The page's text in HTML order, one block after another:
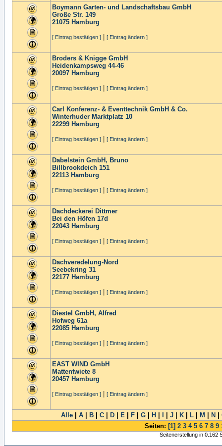
Boymann Garten- und Landschaftsbau GmbH
Große Str. 149
21075 Hamburg
[ Eintrag bestätigen ] [ Eintrag ändern ]
Broders & Knigge GmbH
Heidenkampsweg 44-46
20097 Hamburg
[ Eintrag bestätigen ] [ Eintrag ändern ]
Carl Konferenz- & Eventtechnik GmbH & Co.
Winterhuder Marktplatz 10
22299 Hamburg
[ Eintrag bestätigen ] [ Eintrag ändern ]
Dabelstein GmbH, Bruno
Billbrookdeich 151
22113 Hamburg
[ Eintrag bestätigen ] [ Eintrag ändern ]
Dachdeckerei Dittmer
Bei den Höfen 17d
22043 Hamburg
[ Eintrag bestätigen ] [ Eintrag ändern ]
Dachveredelung-Nord
Seebekring 31
22177 Hamburg
[ Eintrag bestätigen ] [ Eintrag ändern ]
Diestel GmbH, Alfred
Hofweg 61a
22085 Hamburg
[ Eintrag bestätigen ] [ Eintrag ändern ]
EAST WIND GmbH
Mattentwiete 8
20457 Hamburg
[ Eintrag bestätigen ] [ Eintrag ändern ]
Alle A B C D E F G H J K L M N
Seiten: [1] 2 3 4 5 6 7 8 9
Seitenerstellung in 0.162